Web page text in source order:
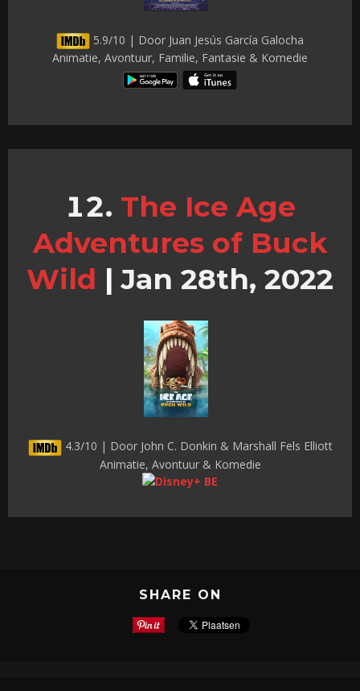
5.9/10 | Door Juan Jesús García Galocha
Animatie, Avontuur, Familie, Fantasie & Komedie
The Ice Age
Adventures of Buck
Wild | Jan 28th, 2022
4.3/10 | Door John C. Donkin & Marshall Fels Elliott
Animatie, Avontuur & Komedie
SHARE ON